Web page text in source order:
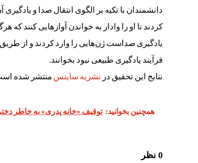
دانشمندان با تکیه بر الگوی انتقال صدا و
کردند تا او را وادار به خواندن آوازهایی کنند
یادگیری صداست ژن‌هایی را وارد کردند و از طریق
فرآیند یادگیری طبیعی نبود بخوانند.
نتایج این تحقیق در نشریه ساینس منتشر شده
همچنین بخوانید: توقیف «خانه پدری» به خاطر
0 نظر